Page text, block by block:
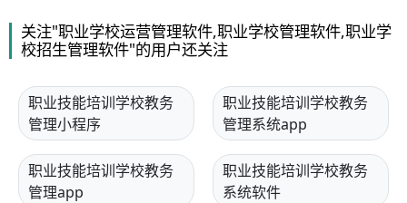
关注"职业学校运营管理软件,职业学校管理软件,职业学
校招生管理软件"的用户还关注
职业技能培训学校教务
管理小程序
职业技能培训学校教务
管理系统app
职业技能培训学校教务
管理app
职业技能培训学校教务
系统软件